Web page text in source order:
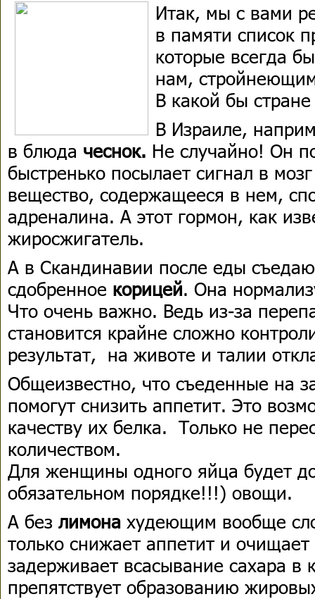
Итак, мы с вами
в памяти список
которые всегда
нам,
В какой бы
В Израиле,
в блюда чеснок. Не случайно! Он
быстренько посылает сигнал в
вещество, содержащееся в нем,
адреналина. А этот гормон, как
жиросжигатель.
А в Скандинавии после еды
сдобренное корицей. Она
Что очень важно. Ведь из-за
становится крайне сложно
результат, на животе и талии
Общеизвестно, что съеденные на
помогут снизить аппетит. Это
качеству их белка. Только не
количеством.
Для женщины одного яйца будет
обязательном порядке!!!) овощи.
А без лимона худеющим вообще
только снижает аппетит и
задерживает всасывание сахара в
препятствует образованию